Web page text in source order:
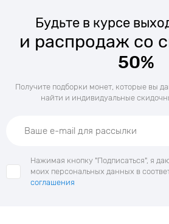
Будьте в курсе
и распродаж со
50%
Получите подборки монет, которые вы
найти и индивидуальные
Нажимая кнопку "Подписаться", я
моих персональных данных в
соглашения